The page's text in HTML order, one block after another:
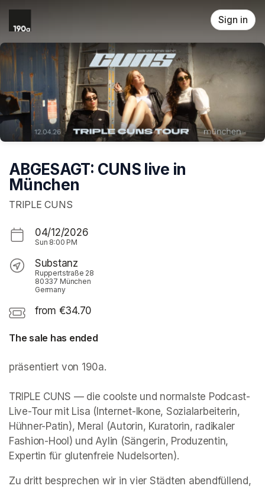
Skip header
Sign in
ABGESAGT: CUNS live in
München
TRIPLE CUNS
04/12/2026
Sun 8:00 PM
Substanz
Ruppertstraße 28
80337 München
Germany
from €34.70
The sale has ended
präsentiert von 190a.
TRIPLE CUNS — die coolste und normalste Podcast-
Live-Tour mit Lisa (Internet-Ikone, Sozialarbeiterin,
Hühner-Patin), Meral (Autorin, Kuratorin, radikaler
Fashion-Hool) und Aylin (Sängerin, Produzentin,
Expertin für glutenfreie Nudelsorten).
Zu dritt besprechen wir in vier Städten abendfüllend,